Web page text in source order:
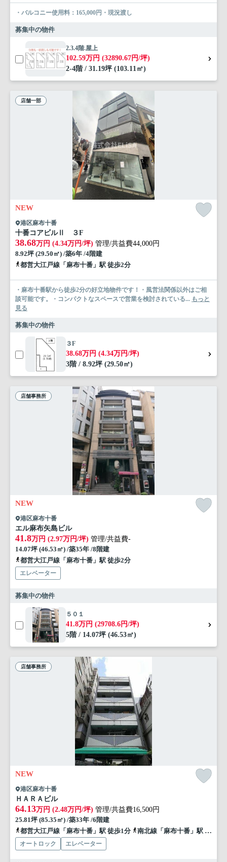
・バルコニー使用料：165,000円・現況渡し
募集中の物件
2.3.4階.屋上
102.59万円 (32890.67円/坪)
2-4階 / 31.19坪 (103.11㎡)
店舗一部
NEW
港区麻布十番
十番コアビルⅡ ３F
38.68万円 (4.34万円/坪) 管理/共益費44,000円
8.92坪 (29.50㎡) /築6年 /4階建
都営大江戸線「麻布十番」駅 徒歩2分
・麻布十番駅から徒歩2分の好立地物件です！・風営法関係以外はご相
談可能です。・コンパクトなスペースで営業を検討されている... もっと
見る
募集中の物件
３F
38.68万円 (4.34万円/坪)
3階 / 8.92坪 (29.50㎡)
店舗事務所
NEW
港区麻布十番
エル麻布矢島ビル
41.8万円 (2.97万円/坪) 管理/共益費-
14.07坪 (46.53㎡) /築35年 /8階建
都営大江戸線「麻布十番」駅 徒歩2分
エレベーター
募集中の物件
５０１
41.8万円 (29708.6円/坪)
5階 / 14.07坪 (46.53㎡)
店舗事務所
NEW
港区麻布十番
ＨＡＲＡビル
64.13万円 (2.48万円/坪) 管理/共益費16,500円
25.81坪 (85.35㎡) /築33年 /6階建
都営大江戸線「麻布十番」駅 徒歩1分
南北線「麻布十番」駅 徒歩3分
オートロック エレベーター